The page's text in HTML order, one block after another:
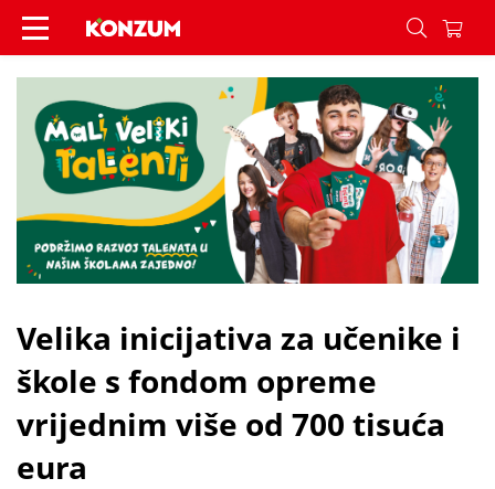
Velika inicijativa za učenike i škole s fondom
Velika inicijativa za učenike i
škole s fondom opreme
vrijednim više od 700 tisuća
eura